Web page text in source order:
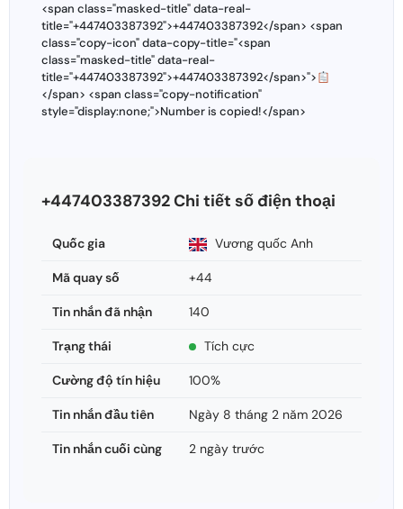
<span class="masked-title" data-real-
title="+447403387392">+447403387392</span> <span
class="copy-icon" data-copy-title="<span
class="masked-title" data-real-
title="+447403387392">+447403387392</span>">
</span> <span class="copy-notification"
style="display:none;">Number is copied!</span>
+447403387392 Chi tiết số điện thoại
Quốc gia Vương quốc Anh
Mã quay số +44
Tin nhắn đã nhận 140
Trạng thái Tích cực
Cường độ tín hiệu 100%
Tin nhắn đầu tiên Ngày 8 tháng 2 năm 2026
Tin nhắn cuối cùng 2 ngày trước